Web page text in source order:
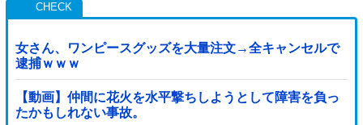
女さん、ワンピースグッズを大量注文→全キャンセルで
逮捕ｗｗｗ
【動画】仲間に花火を水平撃ちしようとして障害を負っ
たかもしれない事故。